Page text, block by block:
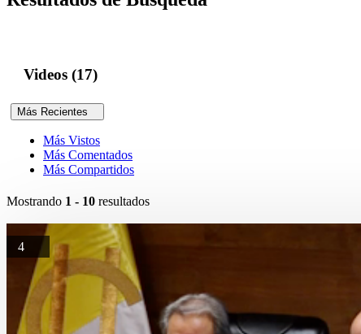
Videos (17)
Más Recientes
Más Vistos
Más Comentados
Más Compartidos
Mostrando 1 - 10 resultados
4